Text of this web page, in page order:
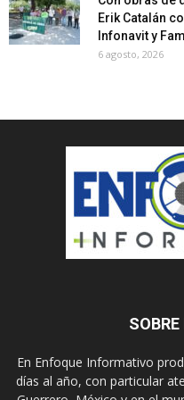
Erik Catalán
Infonavit y
6 agosto, 2026
En Enfoque Informativo
días al año, con particular